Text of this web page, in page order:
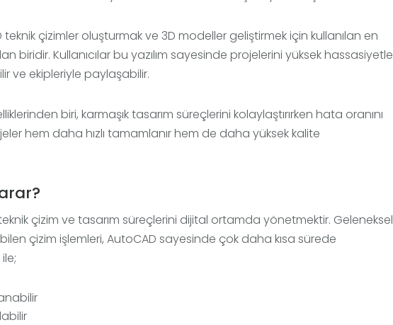
çizimler oluşturmak ve 3D modeller geliştirmek için kullanılan en
biridir. Kullanıcılar bu yazılım sayesinde projelerini yüksek hassasiyetle
ve ekipleriyle paylaşabilir.
biri, karmaşık tasarım süreçlerini kolaylaştırırken hata oranını
hem daha hızlı tamamlanır hem de daha yüksek kalite
çizim ve tasarım süreçlerini dijital ortamda yönetmektir. Geleneksel
çizim işlemleri, AutoCAD sayesinde çok daha kısa sürede